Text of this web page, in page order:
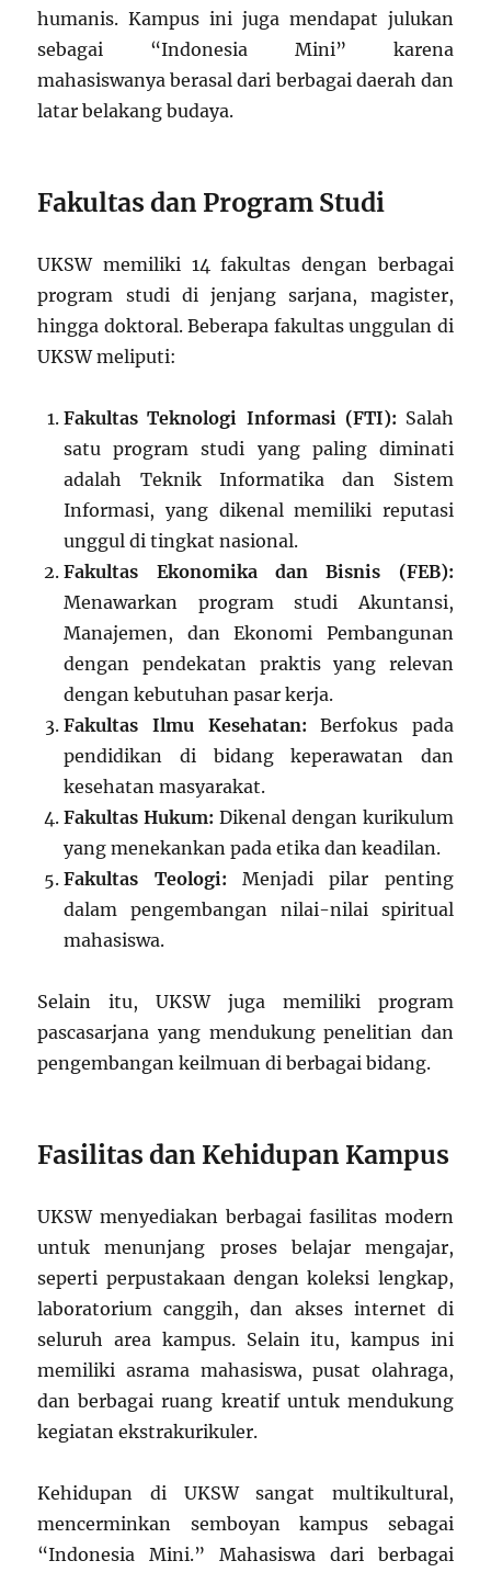
humanis. Kampus ini juga mendapat julukan
sebagai “Indonesia Mini” karena
mahasiswanya berasal dari berbagai daerah dan
latar belakang budaya.
Fakultas dan Program Studi
UKSW memiliki 14 fakultas dengan berbagai
program studi di jenjang sarjana, magister,
hingga doktoral. Beberapa fakultas unggulan di
UKSW meliputi:
Fakultas Teknologi Informasi (FTI): Salah
satu program studi yang paling diminati
adalah Teknik Informatika dan Sistem
Informasi, yang dikenal memiliki reputasi
unggul di tingkat nasional.
Fakultas Ekonomika dan Bisnis (FEB):
Menawarkan program studi Akuntansi,
Manajemen, dan Ekonomi Pembangunan
dengan pendekatan praktis yang relevan
dengan kebutuhan pasar kerja.
Fakultas Ilmu Kesehatan: Berfokus pada
pendidikan di bidang keperawatan dan
kesehatan masyarakat.
Fakultas Hukum: Dikenal dengan kurikulum
yang menekankan pada etika dan keadilan.
Fakultas Teologi: Menjadi pilar penting
dalam pengembangan nilai-nilai spiritual
mahasiswa.
Selain itu, UKSW juga memiliki program
pascasarjana yang mendukung penelitian dan
pengembangan keilmuan di berbagai bidang.
Fasilitas dan Kehidupan Kampus
UKSW menyediakan berbagai fasilitas modern
untuk menunjang proses belajar mengajar,
seperti perpustakaan dengan koleksi lengkap,
laboratorium canggih, dan akses internet di
seluruh area kampus. Selain itu, kampus ini
memiliki asrama mahasiswa, pusat olahraga,
dan berbagai ruang kreatif untuk mendukung
kegiatan ekstrakurikuler.
Kehidupan di UKSW sangat multikultural,
mencerminkan semboyan kampus sebagai
“Indonesia Mini.” Mahasiswa dari berbagai